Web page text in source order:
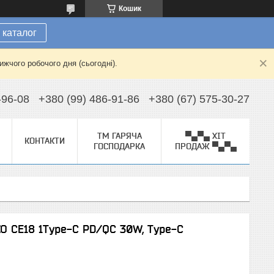
Кошик
робочого дня (сьогодні).
08 +380 (99) 486-91-86 +380 (67) 575-30-27
КОНТАКТИ
ТМ ГАРЯЧА
ГОСПОДАРКА
▀▄▀▄ ХІТ
ПРОДАЖ ▀▄▀▄
CE18 1Type-C PD/QC 30W, Type-C